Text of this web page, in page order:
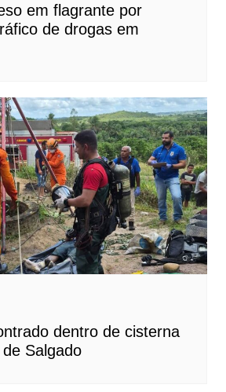
em flagrante por
de drogas em
dentro de cisterna
Salgado